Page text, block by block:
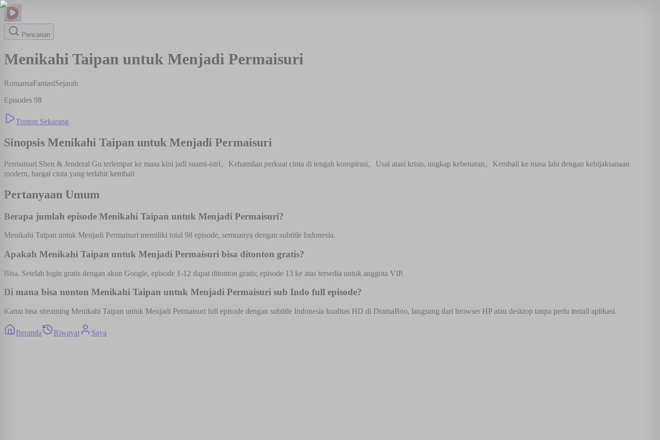
Pencarian
Menikahi Taipan untuk Menjadi Permaisuri
RomansaFantasiSejarah
Episodes 98
Tonton Sekarang
Sinopsis Menikahi Taipan untuk Menjadi Permaisuri
Permaisuri Shen & Jenderal Gu terlempar ke masa kini jadi suami-istri。Kehamilan perkuat cinta di tengah konspirasi。Usai atasi krisis, ungkap kebenaran。Kembali ke masa lalu dengan kebijaksanaan
modern, hargai cinta yang terlahir kembali
Pertanyaan Umum
Berapa jumlah episode Menikahi Taipan untuk Menjadi Permaisuri?
Menikahi Taipan untuk Menjadi Permaisuri memiliki total 98 episode, semuanya dengan subtitle Indonesia.
Apakah Menikahi Taipan untuk Menjadi Permaisuri bisa ditonton gratis?
Bisa. Setelah login gratis dengan akun Google, episode 1-12 dapat ditonton gratis; episode 13 ke atas tersedia untuk anggota VIP.
Di mana bisa nonton Menikahi Taipan untuk Menjadi Permaisuri sub Indo full episode?
Kamu bisa streaming Menikahi Taipan untuk Menjadi Permaisuri full episode dengan subtitle Indonesia kualitas HD di DramaBoo, langsung dari browser HP atau desktop tanpa perlu install aplikasi.
Beranda Riwayat Saya